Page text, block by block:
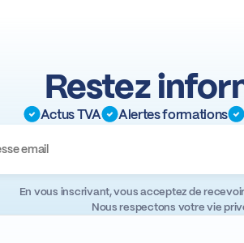
Restez
Actus TVA Alertes formations
En vous inscrivant, vous acceptez de
Nous respectons votre vie